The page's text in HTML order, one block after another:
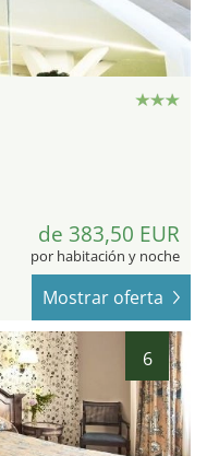
de 383,50 EUR
por habitación y noche
Mostrar oferta
6